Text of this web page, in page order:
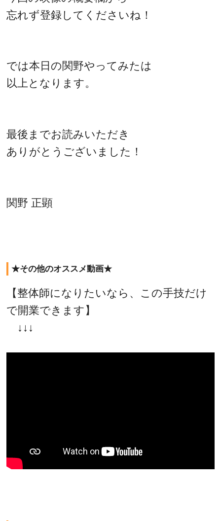
忘れず登録してくださいね！
では本日の関野やってみたは
以上となります。
最後までお読みいただき
ありがとうございました！
関野 正顕
★その他のオススメ動画★
【整体師になりたいなら、この手技だけ
で開業できます】
↓↓↓